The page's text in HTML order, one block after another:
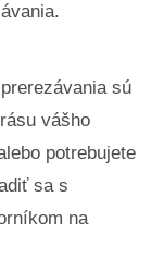
sú
vášho
potrebujete
sa s
na